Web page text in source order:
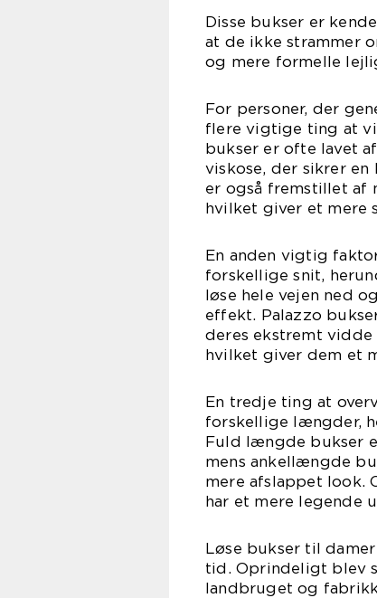
Disse bukser er
at de ikke strammer
og mere formelle
For personer, der
flere vigtige ting at
bukser er ofte lavet
viskose, der sikrer
er også fremstillet af
hvilket giver et mere
En anden vigtig
forskellige snit,
løse hele vejen ned
effekt. Palazzo
deres ekstremt
hvilket giver dem et
En tredje ting at
forskellige længder,
Fuld længde bukser
mens ankellængde
mere afslappet look.
har et mere legende
Løse bukser til
tid. Oprindeligt blev
landbruget og